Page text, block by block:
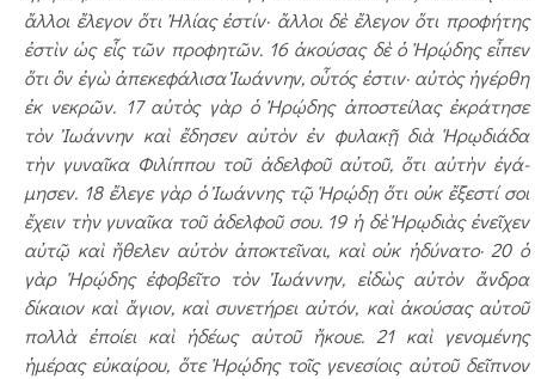
ἄλλοι ἔλεγον ὅτι Ἠλίας ἐστίν· ἄλλοι δὲ ἔλεγον ὅτι προφήτης
ἐστὶν ὡς εἷς τῶν προφητῶν. 16 ἀκούσας δὲ ὁ Ἡρῴδης εἶπεν
ὅτι ὃν ἐγὼ ἀπεκεφάλισα Ἰωάννην, οὗτός ἐστιν· αὐτὸς ἠγέρθη
ἐκ νεκρῶν. 17 αὐτὸς γὰρ ὁ Ἡρῴδης ἀ­­­ποστείλας ἐκράτησε
τὸν Ἰωάννην καὶ ἔδησεν αὐτὸν ἐν φυλακῇ διὰ Ἡρῳδιάδα
τὴν γυναῖκα Φιλίππου τοῦ ἀδελ­φοῦ αὐτοῦ, ὅτι αὐτὴν ἐγά­
μησεν. 18 ἔλεγε γὰρ ὁ Ἰωάννης τῷ Ἡρῴδῃ ὅτι οὐκ ἔξεστί σοι
ἔχειν τὴν γυναῖκα τοῦ ἀδελ­φοῦ σου. 19 ἡ δὲ Ἡρῳδιὰς ἐνεῖχεν
αὐτῷ καὶ ἤθελεν αὐτὸν ἀποκτεῖναι, καὶ οὐκ ἠδύνατο· 20 ὁ
γὰρ Ἡρῴδης ἐφοβεῖτο τὸν Ἰωάννην, εἰδὼς αὐτὸν ἄνδρα
δίκαιον καὶ ἅγιον, καὶ συνετήρει αὐτόν, καὶ ἀκού­σας αὐτοῦ
πολλὰ ἐποίει καὶ ἡδέως αὐτοῦ ἤκουε. 21 καὶ γενομένης
ἡμέρας εὐκαίρου, ὅτε Ἡρῴδης τοῖς γενεσίοις αὐτοῦ δεῖπνον